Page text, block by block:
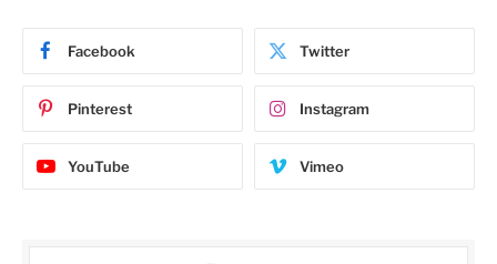
Facebook Twitter
Pinterest Instagram
YouTube Vimeo